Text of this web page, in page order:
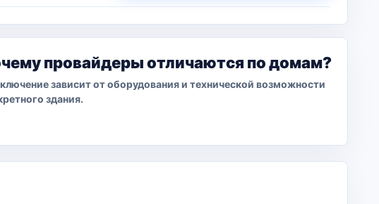
провайдеры отличаются по домам?
зависит от оборудования и технической возможности
здания.